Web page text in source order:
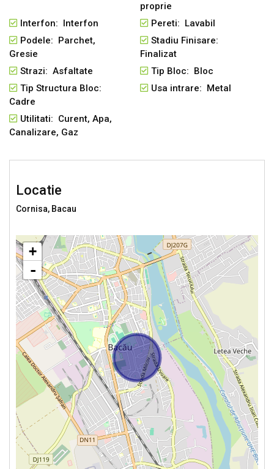
vanzare apartament 2 camere bacau cornisa, de vanzare
apartamente bacau, apartamente zona cornisa, vanzari
apartemente 2 camere cornisa, de vanzare apartament in
cornisa, vanzare doua camere bacau cornisa
proprie
Interfon: Interfon
Pereti: Lavabil
Podele: Parchet,
Gresie
Stadiu Finisare:
Finalizat
Strazi: Asfaltate
Tip Bloc: Bloc
Tip Structura Bloc:
Cadre
Usa intrare: Metal
Utilitati: Curent, Apa,
Canalizare, Gaz
Locatie
Cornisa, Bacau
+
-